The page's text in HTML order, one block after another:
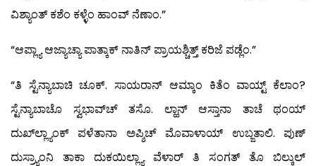
ವಿಶ್ಯಾಂತ್ ಕಶೆಂ ಕಳ್ಳೆಂ ಹಾಂವ್ ನೆಣಾಂ.”
“ಆಪ್ಲ್ಯಾ ಆಜ್ಯಾಚ್ಯಾ ಪಾತ್ಕಾಕ್ ನಾತಿನ್ ಪ್ರಾಯಶ್ಚಿತ್ತ್ ಕರಿಜೆ ಪಡ್ಲೆಂ.”
“ತಿ ಸ್ಟೆನ್ಯಾಬಾಚಿ ಚೂಕ್. ಸಾಯರಾನ್ ಆಮ್ಕಾಂ ಕಿತೆಂ ವಾಯ್ಟ್ ಕೆಲಾಂ?
ಸ್ಟೆನ್ಯಾಬಾಚೊ ಸ್ವಭಾವ್‍ಚ್ ತಸೊ. ಲ್ಹಾನ್ ಆಸ್ತಾನಾ ತಾಚೆ ಥಂಯ್
ದುಖ್‍ಲ್ಲ್ಯಾಂಕ್ ಪಳೆತಾನಾ ಅಪ್ಶಿಚ್ ಮೊವಾಳಾಯ್ ಉಬ್ಜತಾಲಿ. ಪುಣ್
ದುಸ್ರ್ಯಾಂನಿ ತಾಕಾ ದುಕಯಿಲ್ಲ್ಯಾ ವೆಳಾರ್ ತಿ ಸಂಗತ್ ತೊ ಬಿಲ್ಕುಲ್